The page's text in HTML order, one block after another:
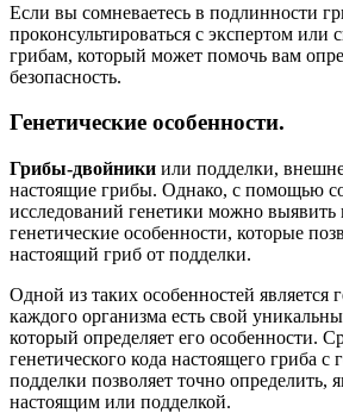
Если вы сомневаетесь в подлинности
проконсультироваться с экспертом или
грибам, который может помочь вам
безопасность.
Генетические особенности.
Грибы-двойники или подделки,
настоящие грибы. Однако, с помощью
исследований генетики можно выявить
генетические особенности, которые
настоящий гриб от подделки.
Одной из таких особенностей является
каждого организма есть свой
который определяет его особенности.
генетического кода настоящего гриба с
подделки позволяет точно определить,
настоящим или подделкой.